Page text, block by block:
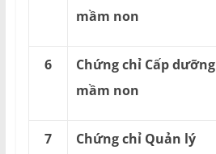
mầm non
6
Chứng chỉ Cấp dưỡng
mầm non
7
Chứng chỉ Quản lý